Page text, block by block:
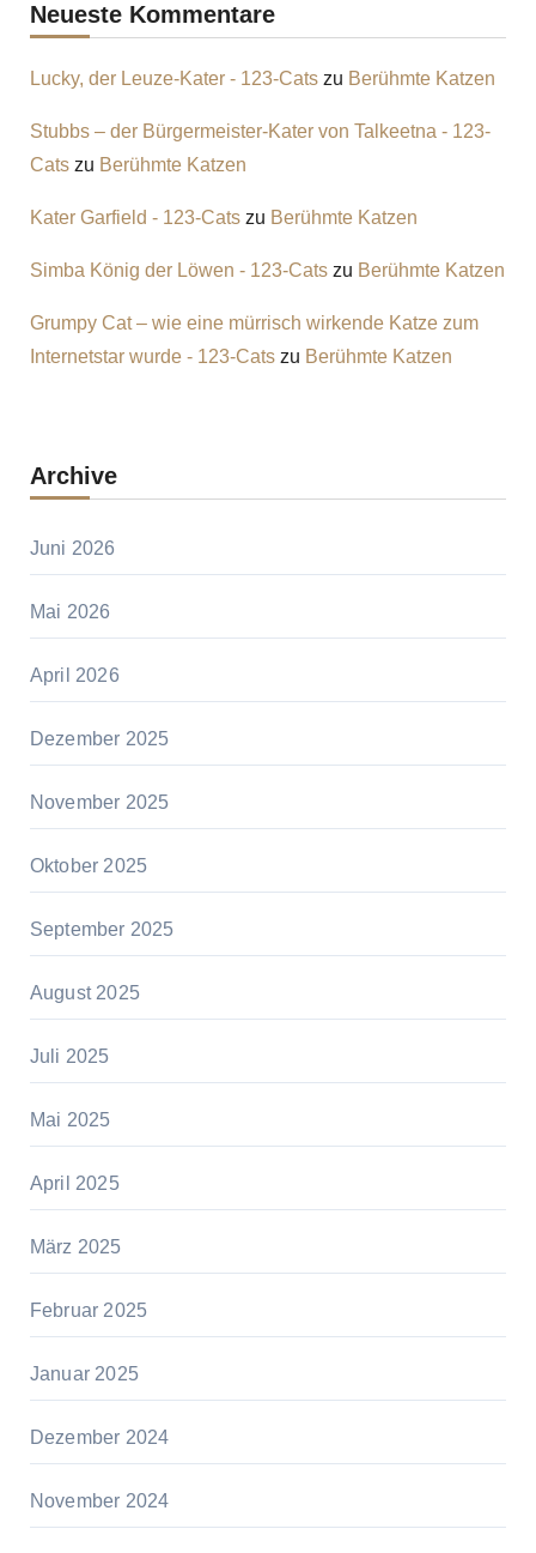
Neueste Kommentare
Lucky, der Leuze-Kater - 123-Catszu Berühmte Katzen
Stubbs – der Bürgermeister-Kater von Talkeetna - 123-
Catszu Berühmte Katzen
Kater Garfield - 123-Catszu Berühmte Katzen
Simba König der Löwen - 123-Catszu Berühmte Katzen
Grumpy Cat – wie eine mürrisch wirkende Katze zum
Internetstar wurde - 123-Catszu Berühmte Katzen
Archive
Juni 2026
Mai 2026
April 2026
Dezember 2025
November 2025
Oktober 2025
September 2025
August 2025
Juli 2025
Mai 2025
April 2025
März 2025
Februar 2025
Januar 2025
Dezember 2024
November 2024